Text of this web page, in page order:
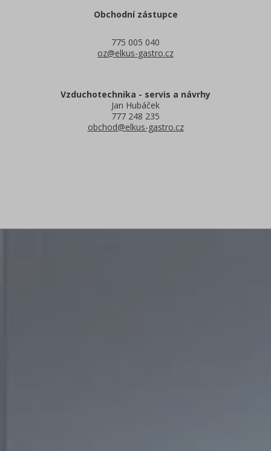
Obchodní zástupce
775 005 040
oz@elkus-gastro.cz
Vzduchotechnika - servis a návrhy
Jan Hubáček
777 248 235
obchod@elkus-gastro.cz